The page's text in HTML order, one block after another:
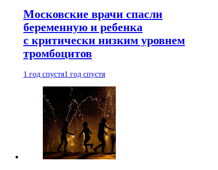
Московские врачи спасли
беременную и ребенка
с критически низким уровнем
тромбоцитов
1 год спустя1 год спустя